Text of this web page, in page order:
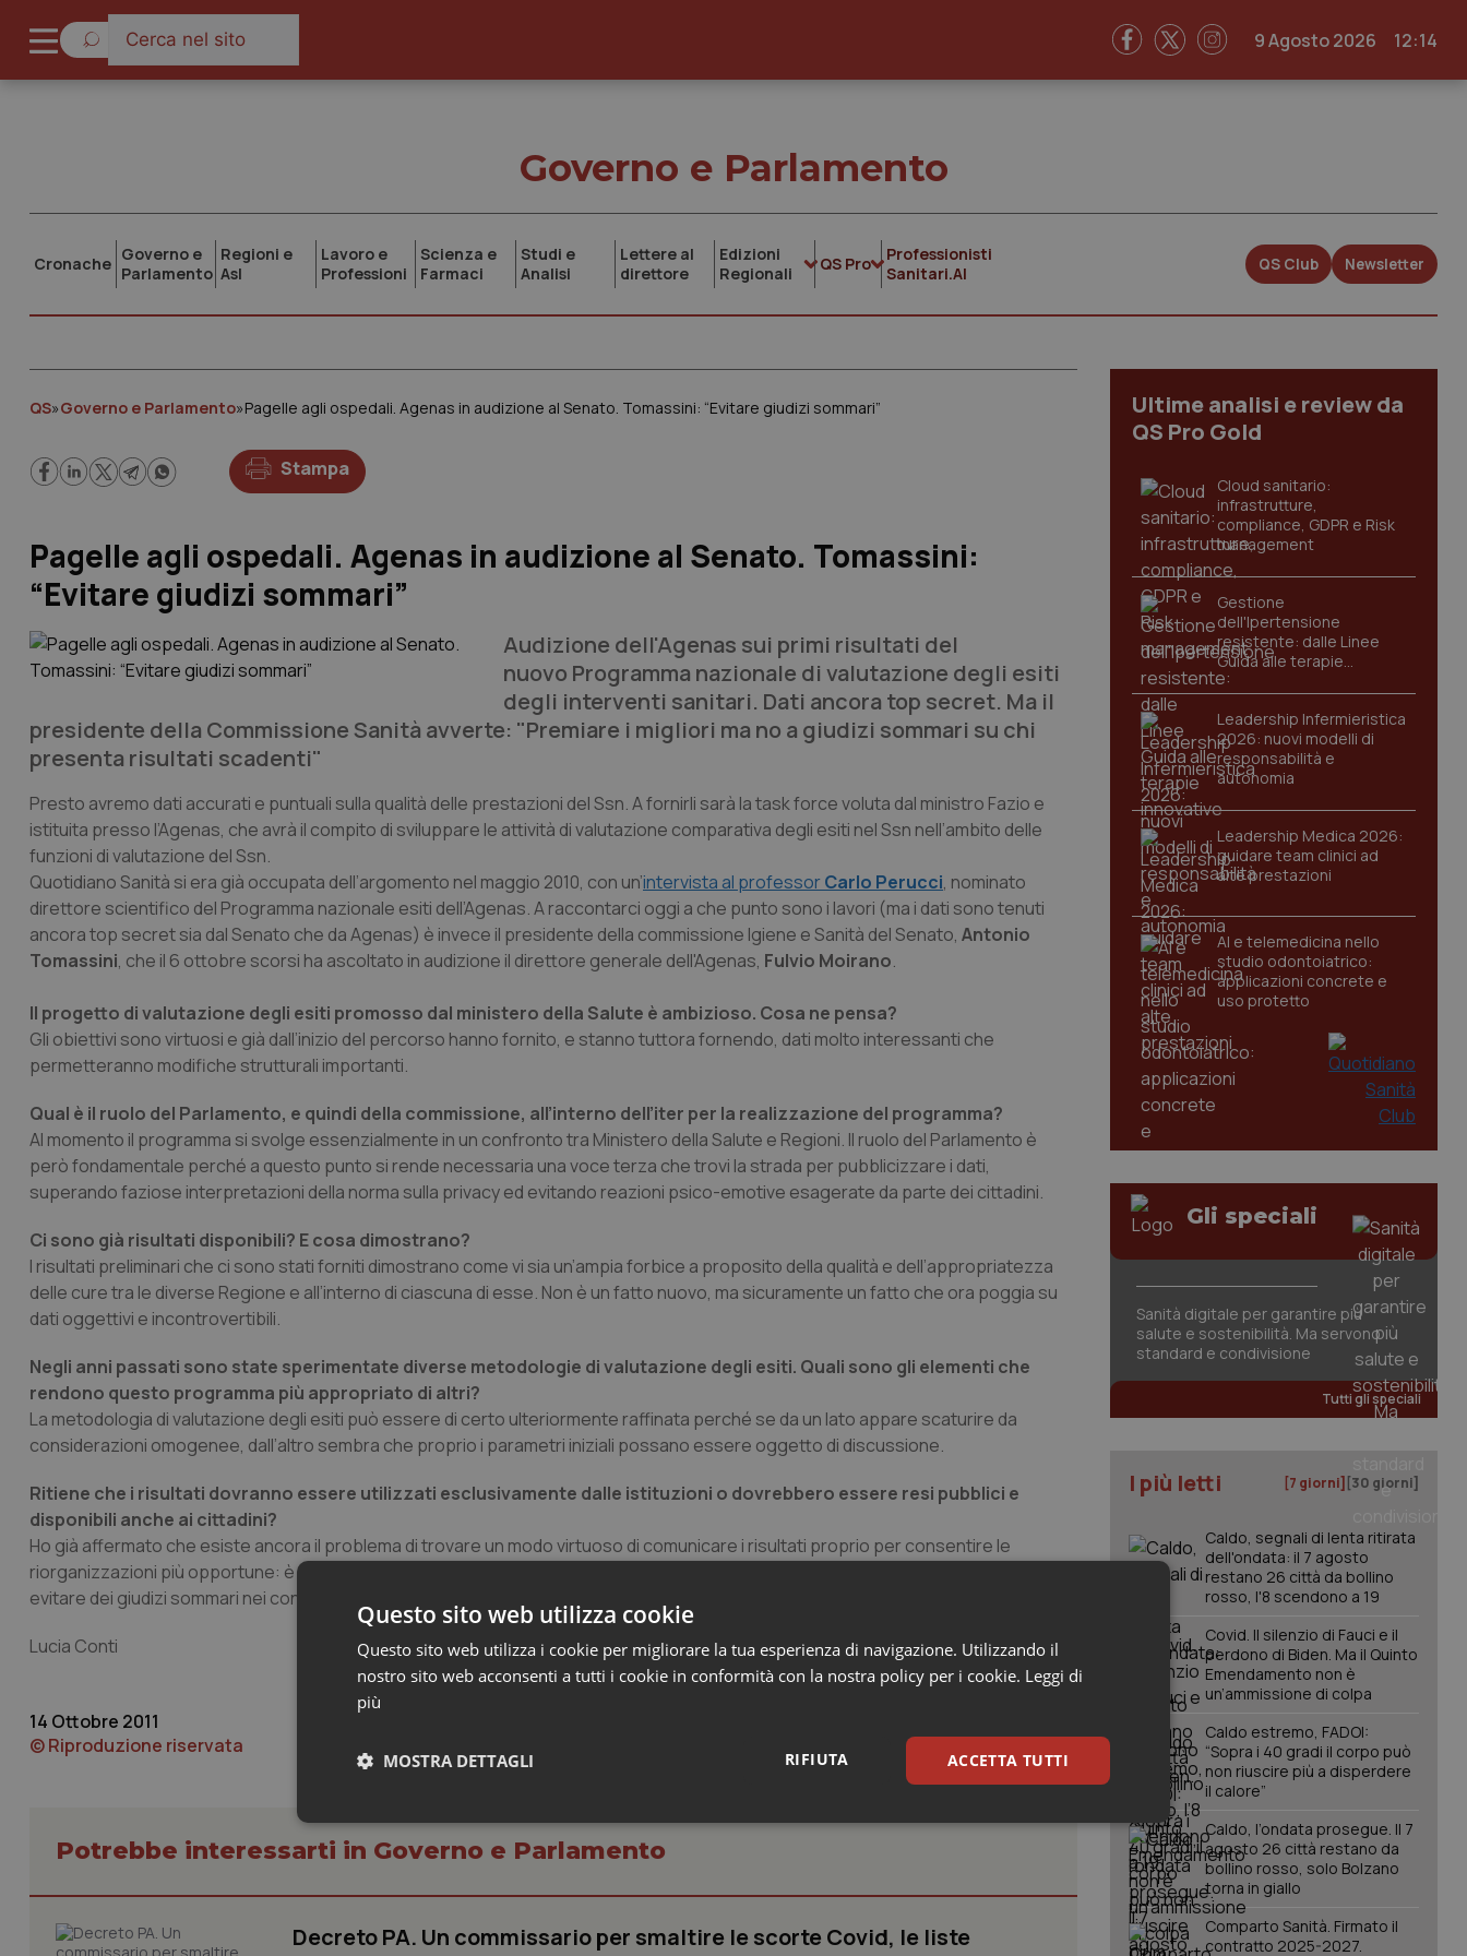
9 Agosto 2026 12:14
Governo e Parlamento
Cronache Governo e
Parlamento
Regioni e
Asl
Lavoro e
Professioni
Scienza e
Farmaci
Studi e
Analisi
Lettere al
direttore
Edizioni
Regionali
QS Pro
Professionisti
Sanitari.AI
QS Club Newsletter
QS»Governo e Parlamento»Pagelle agli ospedali. Agenas in audizione al Senato. Tomassini: “Evitare giudizi sommari”
Stampa
Pagelle agli ospedali. Agenas in audizione al Senato. Tomassini:
“Evitare giudizi sommari”
Audizione dell'Agenas sui primi risultati del
nuovo Programma nazionale di valutazione degli esiti
degli interventi sanitari. Dati ancora top secret. Ma il
presidente della Commissione Sanità avverte: "Premiare i migliori ma no a giudizi sommari su chi
presenta risultati scadenti"
Presto avremo dati accurati e puntuali sulla qualità delle prestazioni del Ssn. A fornirli sarà la task force voluta dal ministro Fazio e
istituita presso l’Agenas, che avrà il compito di sviluppare le attività di valutazione comparativa degli esiti nel Ssn nell’ambito delle
funzioni di valutazione del Ssn.
Quotidiano Sanità si era già occupata dell’argomento nel maggio 2010, con un’intervista al professorCarlo Perucci, nominato
direttore scientifico del Programma nazionale esiti dell’Agenas. A raccontarci oggi a che punto sono i lavori (ma i dati sono tenuti
ancora top secret sia dal Senato che da Agenas) è invece il presidente della commissione Igiene e Sanità del Senato, Antonio
Tomassini, che il 6 ottobre scorsi ha ascoltato in audizione il direttore generale dell'Agenas, Fulvio Moirano.
Il progetto di valutazione degli esiti promosso dal ministero della Salute è ambizioso. Cosa ne pensa?
Gli obiettivi sono virtuosi e già dall’inizio del percorso hanno fornito, e stanno tuttora fornendo, dati molto interessanti che
permetteranno modifiche strutturali importanti.
Qual è il ruolo del Parlamento, e quindi della commissione, all’interno dell’iter per la realizzazione del programma?
Al momento il programma si svolge essenzialmente in un confronto tra Ministero della Salute e Regioni. Il ruolo del Parlamento è
però fondamentale perché a questo punto si rende necessaria una voce terza che trovi la strada per pubblicizzare i dati,
superando faziose interpretazioni della norma sulla privacy ed evitando reazioni psico-emotive esagerate da parte dei cittadini.
Ci sono già risultati disponibili? E cosa dimostrano?
I risultati preliminari che ci sono stati forniti dimostrano come vi sia un’ampia forbice a proposito della qualità e dell’appropriatezza
delle cure tra le diverse Regione e all’interno di ciascuna di esse. Non è un fatto nuovo, ma sicuramente un fatto che ora poggia su
dati oggettivi e incontrovertibili.
Negli anni passati sono state sperimentate diverse metodologie di valutazione degli esiti. Quali sono gli elementi che
rendono questo programma più appropriato di altri?
La metodologia di valutazione degli esiti può essere di certo ulteriormente raffinata perché se da un lato appare scaturire da
considerazioni omogenee, dall’altro sembra che proprio i parametri iniziali possano essere oggetto di discussione.
Ritiene che i risultati dovranno essere utilizzati esclusivamente dalle istituzioni o dovrebbero essere resi pubblici e
disponibili anche ai cittadini?
Ho già affermato che esiste ancora il problema di trovare un modo virtuoso di comunicare i risultati proprio per consentire le
riorganizzazioni più opportune: è corretto che vi sia alla fine un giusto premio e un riconoscimento per chi opera, ma bisogna anche
evitare dei giudizi sommari nei confronti di chi, a volte per colpe non proprie, ottiene risultati scadenti.
Lucia Conti
14 Ottobre 2011
© Riproduzione riservata
Potrebbe interessarti in Governo e Parlamento
Decreto PA. Un commissario per smaltire le scorte Covid, le liste
Ultime analisi e review da
QS Pro Gold
Cloud sanitario:
infrastrutture,
compliance, GDPR e Risk
management
Gestione
dell'Ipertensione
resistente: dalle Linee
Guida alle terapie
innovative
Leadership Infermieristica
2026: nuovi modelli di
responsabilità e
autonomia
Leadership Medica 2026:
guidare team clinici ad
alte prestazioni
AI e telemedicina nello
studio odontoiatrico:
applicazioni concrete e
uso protetto
Gli speciali
Sanità digitale per garantire più
salute e sostenibilità. Ma servono
standard e condivisione
Tutti gli speciali
I più letti [7 giorni] [30 giorni]
Caldo, segnali di lenta ritirata
dell'ondata: il 7 agosto
restano 26 città da bollino
rosso, l'8 scendono a 19
Covid. Il silenzio di Fauci e il
perdono di Biden. Ma il Quinto
Emendamento non è
un’ammissione di colpa
Caldo estremo, FADOI:
“Sopra i 40 gradi il corpo può
non riuscire più a disperdere
il calore”
Caldo, l’ondata prosegue. Il 7
agosto 26 città restano da
bollino rosso, solo Bolzano
torna in giallo
Comparto Sanità. Firmato il
contratto 2025-2027.
Questo sito web utilizza cookie
Questo sito web utilizza i cookie per migliorare la tua esperienza di navigazione. Utilizzando il
nostro sito web acconsenti a tutti i cookie in conformità con la nostra policy per i cookie. Leggi di
più
ACCETTA TUTTI
RIFIUTA
MOSTRA DETTAGLI
Necessari Statistici Marketing